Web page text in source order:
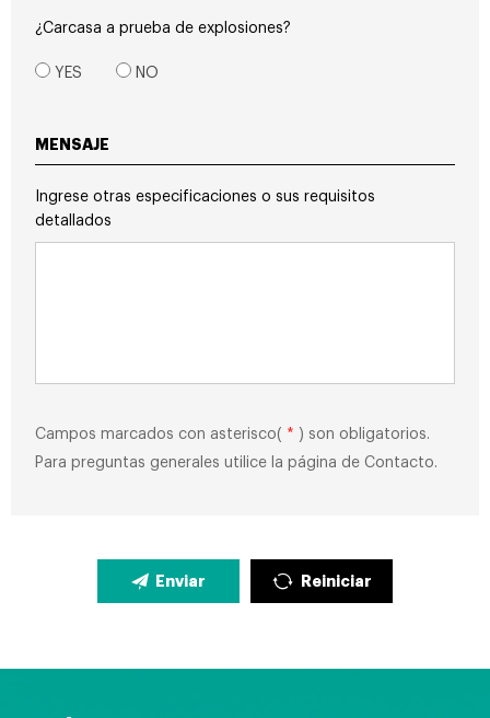
¿Carcasa a prueba de explosiones?
YES NO
MENSAJE
Ingrese otras especificaciones o sus requisitos
detallados
Campos marcados con asterisco( * ) son obligatorios.
Para preguntas generales utilice la página de Contacto.
Enviar Reiniciar